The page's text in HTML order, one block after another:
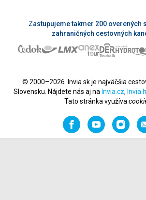
Zastupujeme takmer 200 overených
zahraničných cestovných
© 2000–2026. Invia.sk je najväčšia
Slovensku. Nájdete nás aj na Invia.cz,
Tato stránka využíva
FacebookYouTube